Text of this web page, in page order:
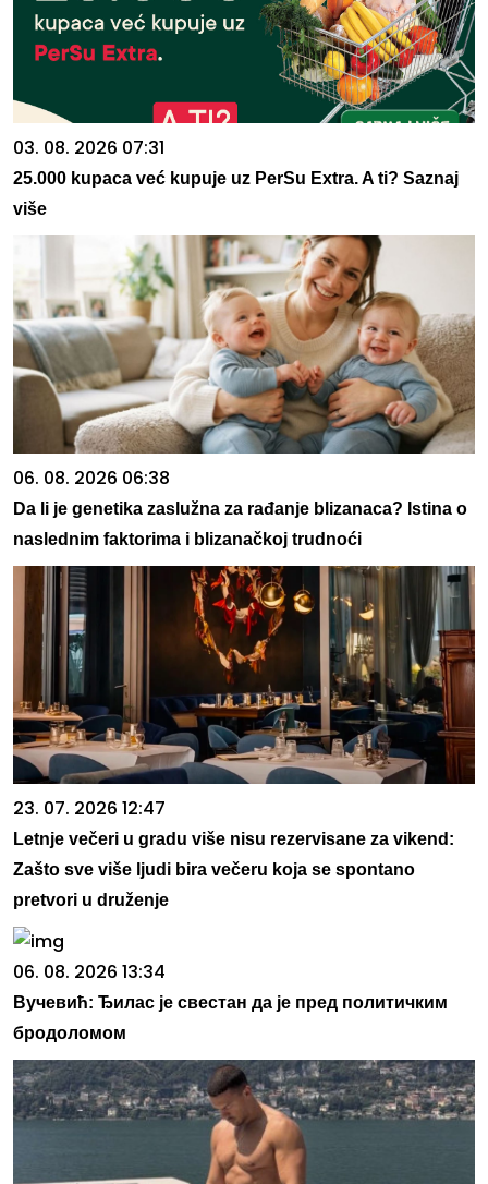
03. 08. 2026 07:31
25.000 kupaca već kupuje uz PerSu Extra. A ti? Saznaj
više
06. 08. 2026 06:38
Da li je genetika zaslužna za rađanje blizanaca? Istina o
naslednim faktorima i blizanačkoj trudnoći
23. 07. 2026 12:47
Letnje večeri u gradu više nisu rezervisane za vikend:
Zašto sve više ljudi bira večeru koja se spontano
pretvori u druženje
06. 08. 2026 13:34
Вучевић: Ђилас је свестан да је пред политичким
бродоломом